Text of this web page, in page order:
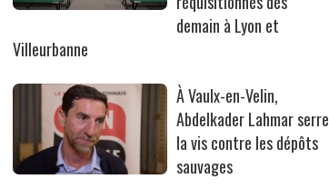
demain à Lyon et
Villeurbanne
À Vaulx-en-Velin,
Abdelkader Lahmar serre
la vis contre les dépôts
sauvages